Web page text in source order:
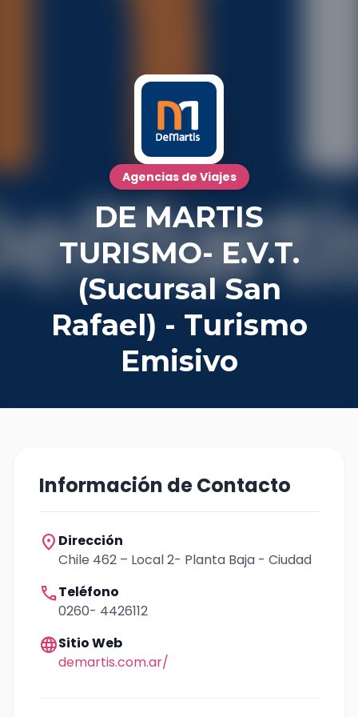
Agencias de Viajes
DE MARTIS
TURISMO- E.V.T.
(Sucursal San
Rafael) - Turismo
Emisivo
Información de Contacto
location_on Dirección
Chile 462 – Local 2- Planta Baja - Ciudad
callTeléfono
0260- 4426112
languageSitio Web
demartis.com.ar/